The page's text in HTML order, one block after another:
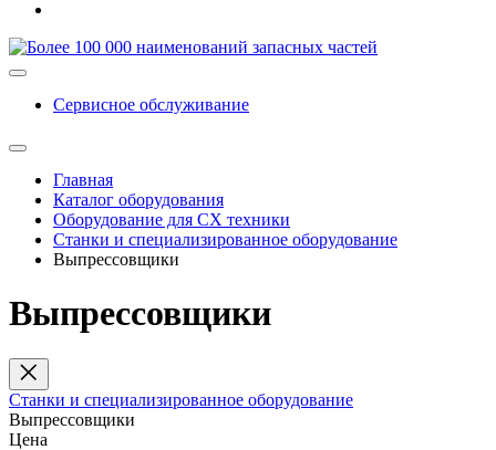
Сервисное обслуживание
Главная
Каталог оборудования
Оборудование для СХ техники
Станки и специализированное оборудование
Выпрессовщики
Выпрессовщики
Станки и специализированное оборудование
Выпрессовщики
Цена